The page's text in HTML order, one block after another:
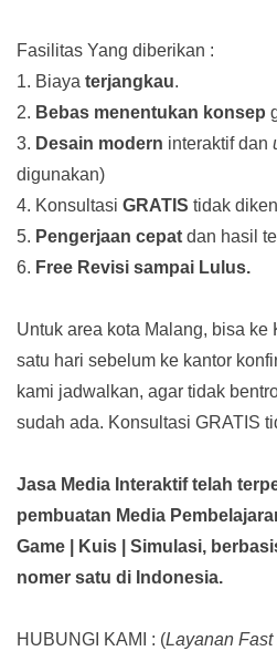
Fasilitas Yang diberikan :
1. Biaya terjangkau.
2. Bebas menentukan konsep
3. Desain modern interaktif dan
digunakan)
4. Konsultasi GRATIS tidak
5. Pengerjaan cepat dan hasil
6. Free Revisi sampai Lulus.
Untuk area kota Malang, bisa ke
satu hari sebelum ke kantor
kami jadwalkan, agar tidak
sudah ada. Konsultasi GRATIS
Jasa Media Interaktif telah
pembuatan Media
Game | Kuis | Simulasi,
nomer satu di Indonesia.
HUBUNGI KAMI : (Layanan